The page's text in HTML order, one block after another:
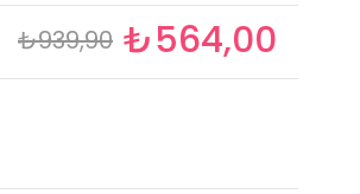
₺939,90 ₺564,00